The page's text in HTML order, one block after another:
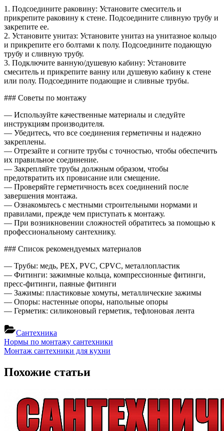
1. Подсоедините раковину: Установите смеситель и
прикрепите раковину к стене. Подсоедините сливную трубу и
закрепите ее.
2. Установите унитаз: Установите унитаз на унитазное кольцо
и прикрепите его болтами к полу. Подсоедините подающую
трубу и сливную трубу.
3. Подключите ванную/душевую кабину: Установите
смеситель и прикрепите ванну или душевую кабину к стене
или полу. Подсоедините подающие и сливные трубы.
### Советы по монтажу
— Используйте качественные материалы и следуйте
инструкциям производителя.
— Убедитесь, что все соединения герметичны и надежно
закреплены.
— Отрезайте и согните трубы с точностью, чтобы обеспечить
их правильное соединение.
— Закрепляйте трубы должным образом, чтобы
предотвратить их провисание или смещение.
— Проверяйте герметичность всех соединений после
завершения монтажа.
— Ознакомьтесь с местными строительными нормами и
правилами, прежде чем приступать к монтажу.
— При возникновении сложностей обратитесь за помощью к
профессиональному сантехнику.
### Список рекомендуемых материалов
— Трубы: медь, PEX, PVC, CPVC, металлопластик
— Фитинги: зажимные кольца, компрессионные фитинги,
пресс-фитинги, паяные фитинги
— Зажимы: пластиковые хомуты, металлические зажимы
— Опоры: настенные опоры, напольные опоры
— Герметик: силиконовый герметик, тефлоновая лента
Сантехника
Навигация
по
записям
Previous
Post:
Нормы по монтажу сантехники
Next
Монтаж сантехники для кухни
Похожие статьи